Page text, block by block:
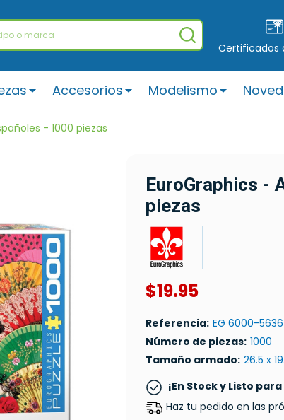
Certificados
Accesorios Modelismo
- 1000 piezas
EuroGraphics -
piezas
$19.95
Referencia: EG 6000-5636
Número de piezas: 1000
Tamaño armado: 26.5 x
¡En Stock y Listo
Haz tu pedido en las